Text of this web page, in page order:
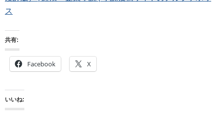
ス
共有:
Facebook X
いいね: